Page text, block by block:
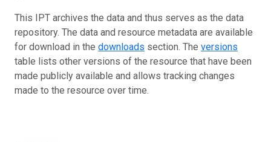
This IPT archives the data and thus serves as the data
repository. The data and resource metadata are available
for download in the downloads section. The versions
table lists other versions of the resource that have been
made publicly available and allows tracking changes
made to the resource over time.